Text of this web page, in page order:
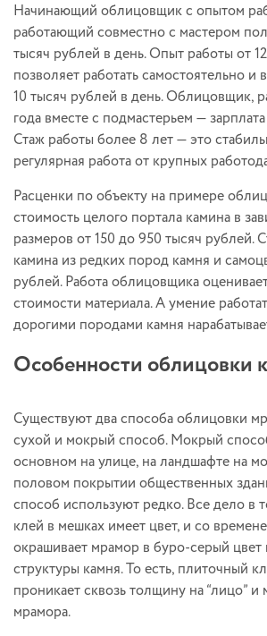
Начинающий облицовщик с опытом
работающий совместно с мастером
тысяч рублей в день. Опыт работы от
позволяет работать самостоятельно и
10 тысяч рублей в день. Облицовщик,
года вместе с подмастерьем —
Стаж работы более 8 лет — это
регулярная работа от крупных
Расценки по объекту на примере
стоимость целого портала камина в
размеров от 150 до 950 тысяч рублей.
камина из редких пород камня и
рублей. Работа облицовщика
стоимости материала. А умение
дорогими породами камня
Особенности облицовки
Существуют два способа облицовки
сухой и мокрый способ. Мокрый
основном на улице, на ландшафте на
половом покрытии общественных
способ используют редко. Все дело в
клей в мешках имеет цвет, и со
окрашивает мрамор в буро-серый цвет
структуры камня. То есть, плиточный
проникает сквозь толщину на “лицо” и
мрамора.